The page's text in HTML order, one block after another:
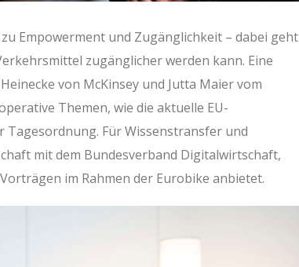
Empowerment und Zugänglichkeit – dabei geht
zugänglicher werden kann. Eine
von McKinsey und Jutta Maier vom
Themen, wie die aktuelle EU-
Für Wissenstransfer und
mit dem Bundesverband Digitalwirtschaft,
im Rahmen der Eurobike anbietet.